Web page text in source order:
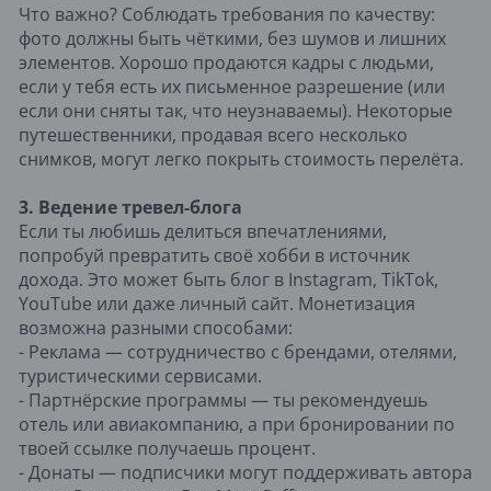
Что важно? Соблюдать требования по качеству:
фото должны быть чёткими, без шумов и лишних
элементов. Хорошо продаются кадры с людьми,
если у тебя есть их письменное разрешение (или
если они сняты так, что неузнаваемы). Некоторые
путешественники, продавая всего несколько
снимков, могут легко покрыть стоимость перелёта.
3. Ведение тревел-блога
Если ты любишь делиться впечатлениями,
попробуй превратить своё хобби в источник
дохода. Это может быть блог в Instagram, TikTok,
YouTube или даже личный сайт. Монетизация
возможна разными способами:
- Реклама — сотрудничество с брендами, отелями,
туристическими сервисами.
- Партнёрские программы — ты рекомендуешь
отель или авиакомпанию, а при бронировании по
твоей ссылке получаешь процент.
- Донаты — подписчики могут поддерживать автора